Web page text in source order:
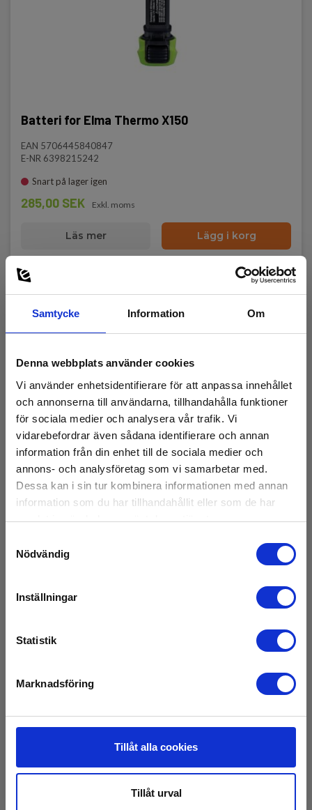
Samtycke Information Om
Denna webbplats använder cookies
Vi använder enhetsidentifierare för att anpassa innehållet
och annonserna till användarna, tillhandahålla funktioner
för sociala medier och analysera vår trafik. Vi
vidarebefordrar även sådana identifierare och annan
information från din enhet till de sociala medier och
annons- och analysföretag som vi samarbetar med.
Dessa kan i sin tur kombinera informationen med annan
information som du har tillhandahållit eller som de har
samlat in när du har använt deras tjänster.
Nödvändig
Inställningar
Statistik
Marknadsföring
Tillåt alla cookies
Tillåt urval
Batteri for Elma Thermo X150
EAN 5706445840847
E-NR 6398215242
Snart på lager igen
285,00 SEK Exkl. moms
Läs mer Lägg i korg
FLIR Kabel USB-C till USB-C P/N T911705ACC
Få kvar på lager